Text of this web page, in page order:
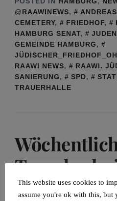
@RAAWINEWS,
CEMETERY, FRIEDHOF,
HAMBURG SENAT,
GEMEINDE HAMBURG,
RAAWI NEWS, RAAWI.
SANIERUNG, SPD,
TRAUERHALLE
Wajigasch
This website uses cookies to
assume you're ok with this,